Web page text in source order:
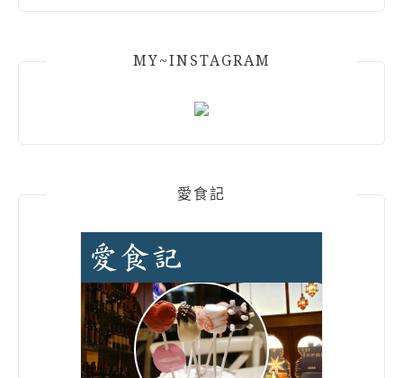
MY~INSTAGRAM
愛食記